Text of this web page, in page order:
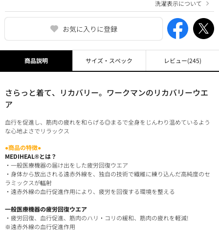
お気に入りに登録
洗濯表示について
商品説明
さらっと着て、リカバリー。ワークマンのリカバリーウエ
ア
血行を促進し、筋肉の疲れを和らげる◎まるで全身をじんわり温めているよう
な心地よさでリラックス
●商品の特徴●
MEDIHEAL®とは？
・一般医療機器の届け出をした疲労回復ウエア
・身体から放出される遠赤外線を、独自の技術で繊維に練り込んだ高純度のセ
ラミックスが輻射
・遠赤外線の血行促進作用により、疲労を回復する環境を整える
一般医療機器の疲労回復ウエア
・疲労回復、血行促進、筋肉のハリ・コリの緩和、筋肉の疲れを軽減!
※遠赤外線の血行促進作用
サイズ・スペック レビュー(245)